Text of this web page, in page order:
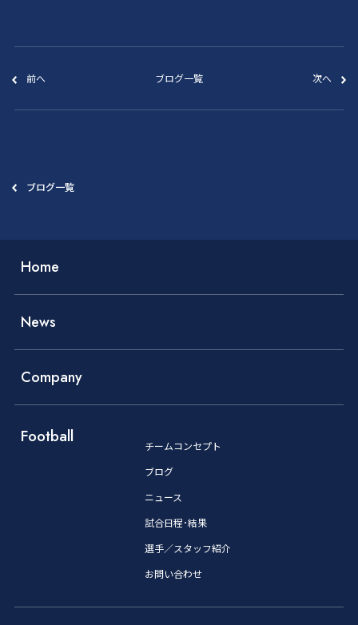
前へ ブログ一覧 次へ
ブログ一覧
Home
News
Company
Football
チームコンセプト
ブログ
ニュース
試合日程･結果
選手／スタッフ紹介
お問い合わせ